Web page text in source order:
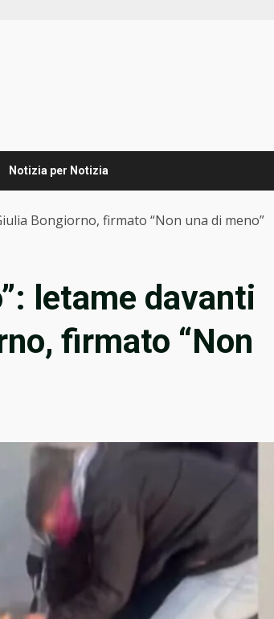
Notizia per Notizia
Bongiorno, firmato “Non una di meno”
letame davanti
firmato “Non